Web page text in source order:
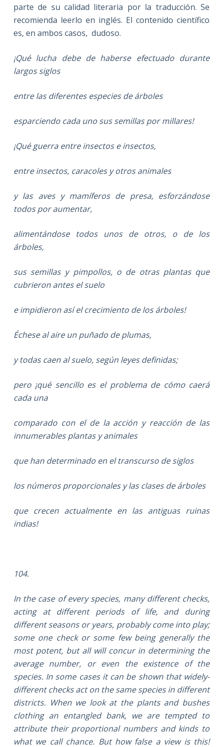
parte de su calidad literaria por la traducción. Se
recomienda leerlo en inglés. El contenido científico
es, en ambos casos, dudoso.
¡Qué lucha debe de haberse efectuado durante
largos siglos
entre las diferentes especies de árboles
esparciendo cada uno sus semillas por millares!
¡Qué guerra entre insectos e insectos,
entre insectos, caracoles y otros animales
y las aves y mamíferos de presa, esforzándose
todos por aumentar,
alimentándose todos unos de otros, o de los
árboles,
sus semillas y pimpollos, o de otras plantas que
cubrieron antes el suelo
e impidieron así el crecimiento de los árboles!
Échese al aire un puñado de plumas,
y todas caen al suelo, según leyes definidas;
pero ¡qué sencillo es el problema de cómo caerá
cada una
comparado con el de la acción y reacción de las
innumerables plantas y animales
que han determinado en el transcurso de siglos
los números proporcionales y las clases de árboles
que crecen actualmente en las antiguas ruinas
indias!
104.
In the case of every species, many different checks,
acting at different periods of life, and during
different seasons or years, probably come into play;
some one check or some few being generally the
most potent, but all will concur in determining the
average number, or even the existence of the
species. In some cases it can be shown that widely-
different checks act on the same species in different
districts. When we look at the plants and bushes
clothing an entangled bank, we are tempted to
attribute their proportional numbers and kinds to
what we call chance. But how false a view is this!